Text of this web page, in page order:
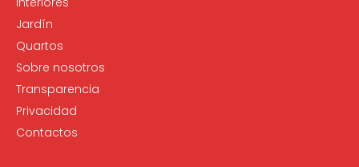
Jardín
Quartos
Sobre nosotros
Transparencia
Privacidad
Contactos